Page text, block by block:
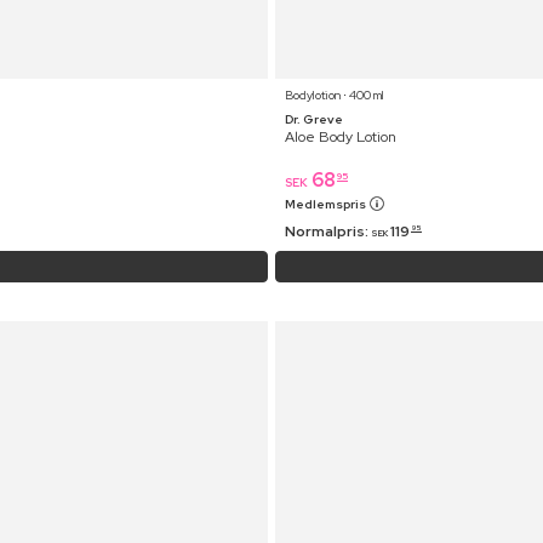
Bodylotion ⋅ 400 ml
Dr. Greve
Aloe Body Lotion
SEK 68 95
Medlemspris
Normalpris: SEK 119 95